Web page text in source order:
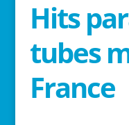
Hits
tubes
France